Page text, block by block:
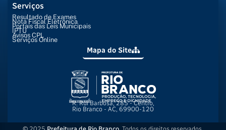
Serviços
Resultado de Exames
Nota Fiscal Eletrônica
Portais das Leis Municipais
IPTU
Avisos CPL
Serviços Online
Mapa do Site
R. Rui Barbosa, 285 - Centro,
Rio Branco - AC, 69900-120